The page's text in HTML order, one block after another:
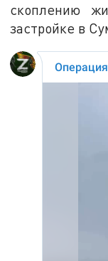
скоплению
застройке в